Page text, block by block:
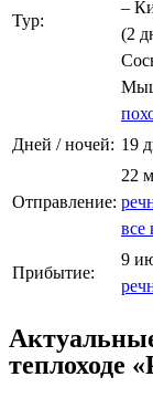
Тур:
–
(2
Дней / ночей: 19
Отправление:
22
все
Прибытие:
9
теплоходе